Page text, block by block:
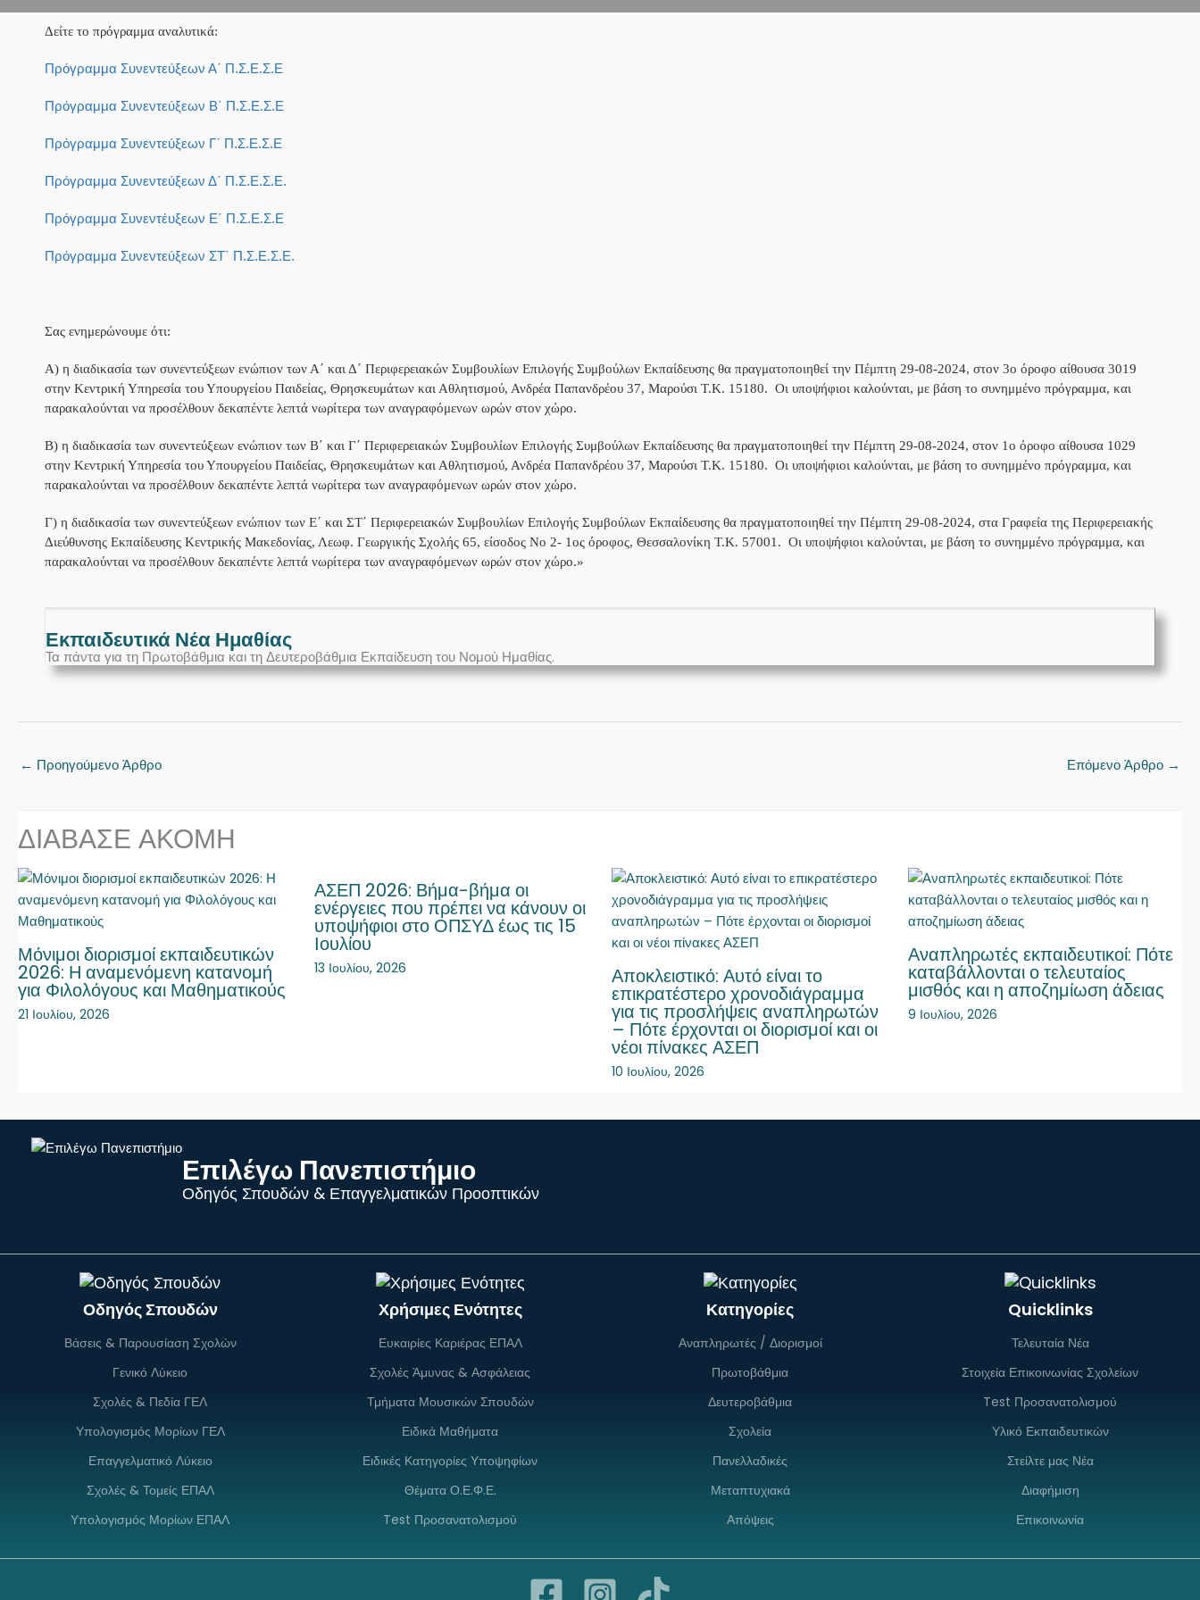
Δείτε το πρόγραμμα αναλυτικά:
Πρόγραμμα Συνεντεύξεων Α΄ Π.Σ.Ε.Σ.Ε
Πρόγραμμα Συνεντεύξεων Β΄ Π.Σ.Ε.Σ.Ε
Πρόγραμμα Συνεντεύξεων Γ΄ Π.Σ.Ε.Σ.Ε
Πρόγραμμα Συνεντεύξεων Δ΄ Π.Σ.Ε.Σ.Ε.
Πρόγραμμα Συνεντέυξεων Ε΄ Π.Σ.Ε.Σ.Ε
Πρόγραμμα Συνεντεύξεων ΣΤ΄ Π.Σ.Ε.Σ.Ε.
Σας ενημερώνουμε ότι:
Α) η διαδικασία των συνεντεύξεων ενώπιον των Α΄ και Δ΄ Περιφερειακών Συμβουλίων Επιλογής Συμβούλων Εκπαίδευσης θα πραγματοποιηθεί την Πέμπτη 29-08-2024, στον 3ο όροφο αίθουσα 3019
στην Κεντρική Υπηρεσία του Υπουργείου Παιδείας, Θρησκευμάτων και Αθλητισμού, Ανδρέα Παπανδρέου 37, Μαρούσι Τ.Κ. 15180. Οι υποψήφιοι καλούνται, με βάση το συνημμένο πρόγραμμα, και
παρακαλούνται να προσέλθουν δεκαπέντε λεπτά νωρίτερα των αναγραφόμενων ωρών στον χώρο.
Β) η διαδικασία των συνεντεύξεων ενώπιον των Β΄ και Γ΄ Περιφερειακών Συμβουλίων Επιλογής Συμβούλων Εκπαίδευσης θα πραγματοποιηθεί την Πέμπτη 29-08-2024, στον 1ο όροφο αίθουσα 1029
στην Κεντρική Υπηρεσία του Υπουργείου Παιδείας, Θρησκευμάτων και Αθλητισμού, Ανδρέα Παπανδρέου 37, Μαρούσι Τ.Κ. 15180. Οι υποψήφιοι καλούνται, με βάση το συνημμένο πρόγραμμα, και
παρακαλούνται να προσέλθουν δεκαπέντε λεπτά νωρίτερα των αναγραφόμενων ωρών στον χώρο.
Γ) η διαδικασία των συνεντεύξεων ενώπιον των Ε΄ και ΣΤ΄ Περιφερειακών Συμβουλίων Επιλογής Συμβούλων Εκπαίδευσης θα πραγματοποιηθεί την Πέμπτη 29-08-2024, στα Γραφεία της Περιφερειακής
Διεύθυνσης Εκπαίδευσης Κεντρικής Μακεδονίας, Λεωφ. Γεωργικής Σχολής 65, είσοδος Νο 2- 1ος όροφος, Θεσσαλονίκη Τ.Κ. 57001. Οι υποψήφιοι καλούνται, με βάση το συνημμένο πρόγραμμα, και
παρακαλούνται να προσέλθουν δεκαπέντε λεπτά νωρίτερα των αναγραφόμενων ωρών στον χώρο.»
Εκπαιδευτικά Νέα Ημαθίας
Τα πάντα για τη Πρωτοβάθμια και τη Δευτεροβάθμια Εκπαίδευση του Νομού Ημαθίας.
← Προηγούμενο Άρθρο Επόμενο Άρθρο →
ΔΙΑΒΑΣΕ ΑΚΟΜΗ
Μόνιμοι διορισμοί εκπαιδευτικών
2026: Η αναμενόμενη κατανομή
για Φιλολόγους και Μαθηματικούς
21 Ιουλίου, 2026
ΑΣΕΠ 2026: Βήμα-βήμα οι
ενέργειες που πρέπει να κάνουν οι
υποψήφιοι στο ΟΠΣΥΔ έως τις 15
Ιουλίου
13 Ιουλίου, 2026 Αποκλειστικό: Αυτό είναι το
επικρατέστερο χρονοδιάγραμμα
για τις προσλήψεις αναπληρωτών
– Πότε έρχονται οι διορισμοί και οι
νέοι πίνακες ΑΣΕΠ
10 Ιουλίου, 2026
Αναπληρωτές εκπαιδευτικοί: Πότε
καταβάλλονται ο τελευταίος
μισθός και η αποζημίωση άδειας
9 Ιουλίου, 2026
Επιλέγω Πανεπιστήμιο
Οδηγός Σπουδών & Επαγγελματικών Προοπτικών
Οδηγός Σπουδών
Βάσεις & Παρουσίαση Σχολών
Γενικό Λύκειο
Σχολές & Πεδία ΓΕΛ
Υπολογισμός Μορίων ΓΕΛ
Επαγγελματικό Λύκειο
Σχολές & Τομείς ΕΠΑΛ
Υπολογισμός Μορίων ΕΠΑΛ
Χρήσιμες Ενότητες
Ευκαιρίες Καριέρας ΕΠΑΛ
Σχολές Άμυνας & Ασφάλειας
Τμήματα Μουσικών Σπουδών
Ειδικά Μαθήματα
Ειδικές Κατηγορίες Υποψηφίων
Θέματα Ο.Ε.Φ.Ε.
Test Προσανατολισμού
Κατηγορίες
Αναπληρωτές / Διορισμοί
Πρωτοβάθμια
Δευτεροβάθμια
Σχολεία
Πανελλαδικές
Μεταπτυχιακά
Απόψεις
Quicklinks
Τελευταία Νέα
Στοιχεία Επικοινωνίας Σχολείων
Test Προσανατολισμού
Υλικό Εκπαιδευτικών
Στείλτε μας Νέα
Διαφήμιση
Επικοινωνία